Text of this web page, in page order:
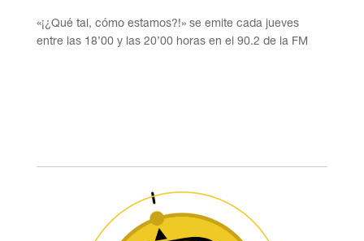
«¡¿Qué tal, cómo estamos?!» se emite cada jueves
entre las 18’00 y las 20’00 horas en el 90.2 de la FM